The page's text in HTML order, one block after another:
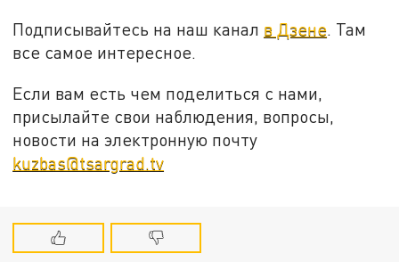
Подписывайтесь на наш канал в Дзене. Там
все самое интересное.
Если вам есть чем поделиться с нами,
присылайте свои наблюдения, вопросы,
новости на электронную почту
kuzbas@tsargrad.tv